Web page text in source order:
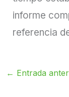
informe
referencia
← Entrada